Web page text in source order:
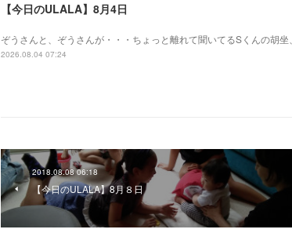
【今日のULALA】8月4日
ぞうさんと、ぞうさんが・・・ちょっと離れて聞いてるSくんの胡坐
2026.08.04 07:24
2018.08.08 06:18
【今日のULALA】8月８日